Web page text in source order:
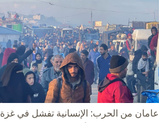
عامان من الحرب: الإنسانية تفشل في غزة